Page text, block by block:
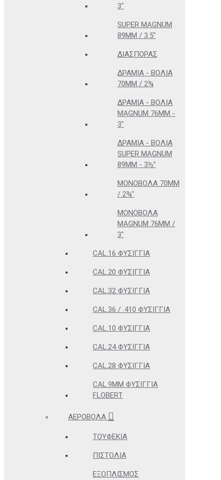
3"
SUPER MAGNUM
89MM / 3.5"
ΔΙΑΣΠΟΡΆΣ
ΔΡΆΜΙΑ - ΒΌΛΙΑ
70MM / 2¾
ΔΡΆΜΙΑ - ΒΌΛΙΑ
MAGNUM 76MM -
3"
ΔΡΆΜΙΑ - ΒΌΛΙΑ
SUPER MAGNUM
89MM - 3½"
ΜΟΝΌΒΟΛΑ 70MM
/ 2¾"
ΜΟΝΌΒΟΛΑ
MAGNUM 76MM /
3"
CAL.16 ΦΥΣΊΓΓΙΑ
CAL.20 ΦΥΣΊΓΓΙΑ
CAL.32 ΦΥΣΊΓΓΙΑ
CAL.36 / .410 ΦΥΣΊΓΓΙΑ
CAL.10 ΦΥΣΊΓΓΙΑ
CAL.24 ΦΥΣΊΓΓΙΑ
CAL.28 ΦΥΣΊΓΓΙΑ
CAL.9MM ΦΥΣΊΓΓΙΑ
FLOBERT
ΑΕΡΟΒΌΛΑ
ΤΟΥΦΈΚΙΑ
ΠΙΣΤΌΛΙΑ
ΕΞΟΠΛΙΣΜΌΣ